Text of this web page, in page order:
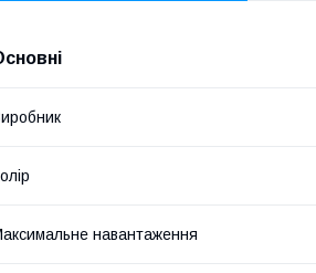
навантаження